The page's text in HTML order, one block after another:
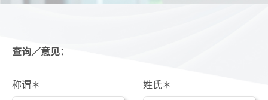
查询／意见：
称谓＊ 姓氏＊